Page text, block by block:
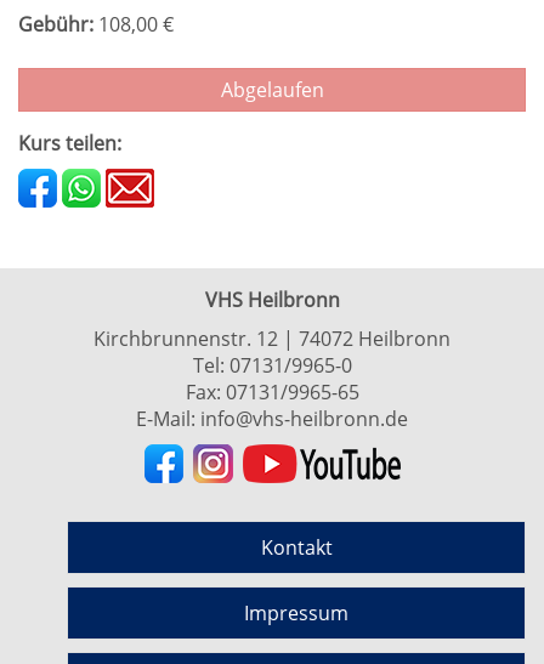
Gebühr: 108,00 €
Abgelaufen
Kurs teilen:
VHS Heilbronn
Kirchbrunnenstr. 12 | 74072 Heilbronn
Tel: 07131/9965-0
Fax: 07131/9965-65
E-Mail: info@vhs-heilbronn.de
Kontakt
Impressum